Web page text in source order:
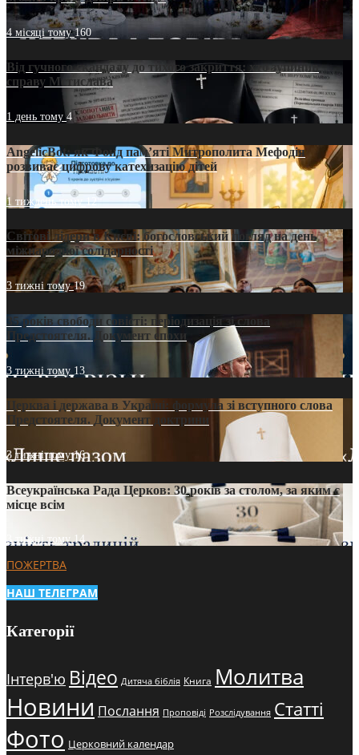
4 місяці тому160
Від гучного скандалу до тихого закриття: хто зупинив
справу Мстислава
1 день тому4
AngelicBot: як Фонд пам’яті Митрополита Мефодія
розвиває цифрову катехизацію дітей
1 тиждень тому12
Світові лідери в Києві: богословський погляд на день
міжнародної солідарності
3 тижні тому19
35 років свободи совісті: періодизація зі слова
Предстоятеля. Документ епохи
3 тижні тому 13
Церква і держава в Україні: формула зі вступного слова
Предстоятеля. Документ доктрини
3 тижні тому16
Всеукраїнська Рада Церков: 30 років за столом, за яким є
місце всім
3 тижні тому14
ПОЖЕРТВА
НАШ ТЕЛЕГРАМ
Категорії
Інтерв'ю Відео Дитяча біблія Книга Молитва
Новини Послання Проповіді Розслідування Статті
Фото Церковний календар